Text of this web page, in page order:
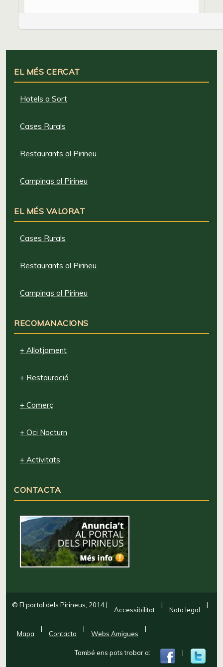
EL MÉS CERCAT
Hotels a Sort
Cases Rurals
Restaurants al Pirineu
Campings al Pirineu
EL MÉS VALORAT
Cases Rurals
Restaurants al Pirineu
Campings al Pirineu
RECOMANACIONS
+ Allotjament
+ Restauració
+ Comerç
+ Oci Nocturn
+ Activitats
CONTACTA
© El portal dels Pirineus, 2014|
Accessibilitat
|
Nota legal
|
Mapa
|
Contacta
|
Webs Amigues
|
També ens pots trobar a: |